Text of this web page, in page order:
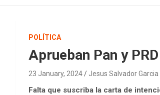
POLÍTICA
Aprueban Pan y
23 January, 2024 Jesus Salvador
Falta que suscriba la carta de